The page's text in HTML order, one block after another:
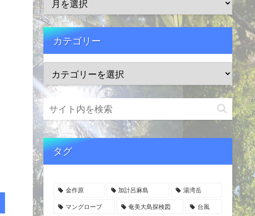
カテゴリー
タグ
金作原 加計呂麻島 湯湾岳
マングローブ 奄美大島探検図 台風